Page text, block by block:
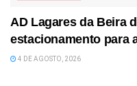
AD Lagares da Beira
estacionamento para
4 DE AGOSTO, 2026